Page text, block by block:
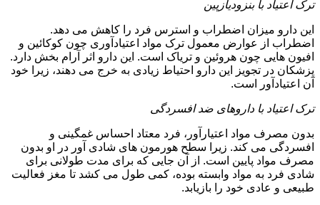
ترک اعتیاد با بنزودیازپین
این دارو میزان اضطراب و استرس فرد را کاهش می دهد.
اضطراب از عوارض معمول ترک مواد اعتیادآوری چون کوکائین و
افیون هایی چون هروئین و تریاک است. این دارو اثر آرام بخش دارد.
پزشکان در تجویز این دارو احتیاط زیادی به خرج می دهند، زیرا خود
آن اعتیادآور است.
ترک اعتیاد با داروهای ضد افسردگی
بدون مصرف مواد اعتیارآور، فرد معتاد احساس غمگینی و
افسردگی می کند. زیرا سطح هورمون های شادی آور در او بدون
مصرف مواد پایین است. از آن جایی که برای مدت طولانی برای
شادی فرد به مواد وابسته بوده، کمی طول می کشد تا مغز فعالیت
طبیعی و عادی خود را بازیابد.